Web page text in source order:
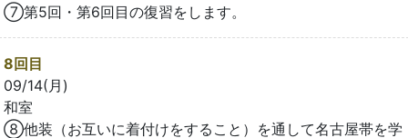
⑦第5回・第6回目の復習をします。
8回目
09/14(月)
和室
⑧他装（お互いに着付けをすること）を通して名古屋帯を学